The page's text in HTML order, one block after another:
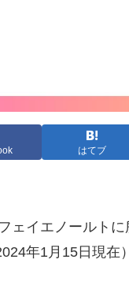
はてブ
ェイエノールト
年1月15日現在